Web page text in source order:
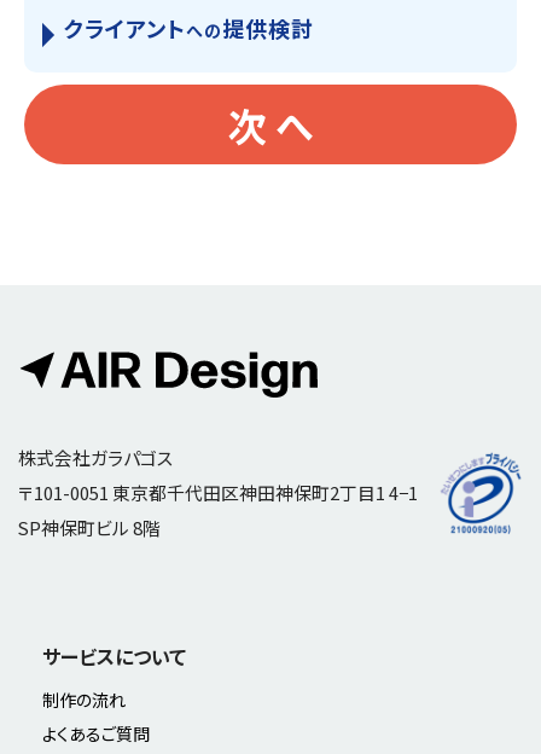
クライアントへの提供検討
株式会社ガラパゴス
〒101-0051 東京都千代田区神田神保町2丁目1 4−1
SP神保町ビル 8階
サービスについて
制作の流れ
よくあるご質問